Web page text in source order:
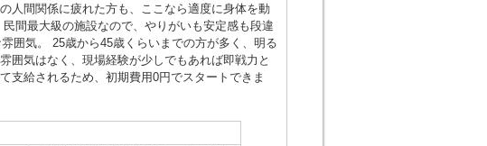
人間関係に疲れた方も、ここなら適度に身体を動
間最大級の施設なので、やりがいも安定感も段違
囲気。 25歳から45歳くらいまでの方が多く、明る
囲気はなく、現場経験が少しでもあれば即戦力と
支給されるため、初期費用0円でスタートできま